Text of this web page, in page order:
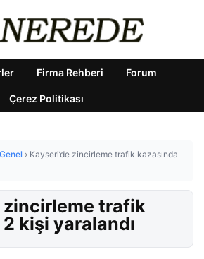
Firma Rehberi Forum
Çerez Politikası
Genel › Kayseri’de zincirleme trafik kazasında
zincirleme trafik
kişi yaralandı